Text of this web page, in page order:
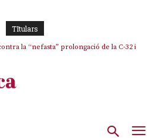
TItulars
la “nefasta” prolongació de la C-32 i
uneix l’esport i la cultura en un emotiu